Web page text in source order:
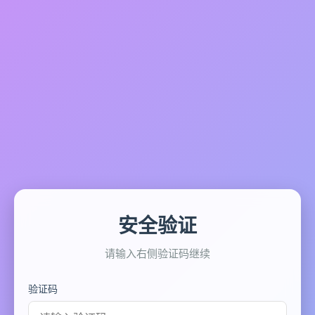
安全验证
请输入右侧验证码继续
验证码